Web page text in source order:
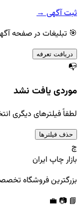
ثبت آگهی →
🎯 تبلیغات در صفحه
دریافت تعرفه
📭
موردی یافت نشد
لطفاً فیلترهای دیگری
حذف فیلترها
چ
بازار چاپ ایران
بزرگترین فروشگاه تخصصی
📘
📷
💼